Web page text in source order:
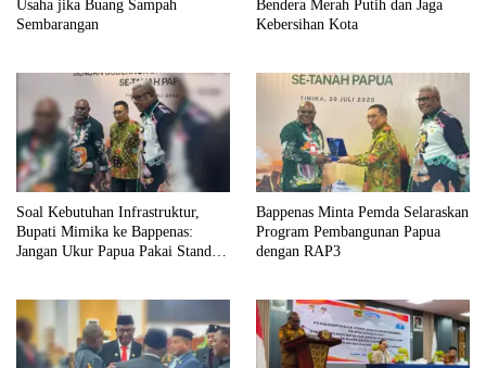
Usaha jika Buang Sampah
Sembarangan
Bendera Merah Putih dan Jaga
Kebersihan Kota
Soal Kebutuhan Infrastruktur,
Bupati Mimika ke Bappenas:
Jangan Ukur Papua Pakai Standar
Bappenas Minta Pemda Selaraskan
Program Pembangunan Papua
dengan RAP3